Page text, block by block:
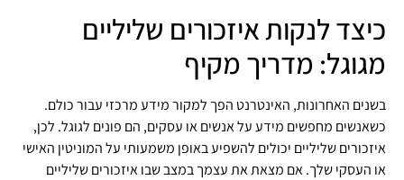
כיצד לנקות איזכורים שליליים
מגוגל: מדריך מקיף
בשנים האחרונות, האינטרנט הפך למקור מידע מרכזי עבור כולם.
כשאנשים מחפשים מידע על אנשים או עסקים, הם פונים לגוגל. לכן,
איזכורים שליליים יכולים להשפיע באופן משמעותי על המוניטין האישי
או העסקי שלך. אם מצאת את עצמך במצב שבו איזכורים שליליים